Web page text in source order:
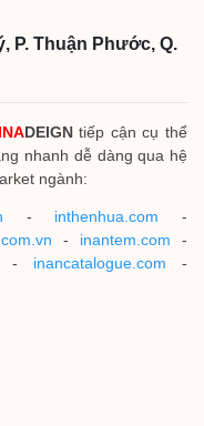
P. Thuận Phước, Q.
DEIGNtiếp cận cụ thể
nhanh dễ dàng qua hệ
ngành:
- inthenhua.com -
- inantem.com -
- inancatalogue.com -